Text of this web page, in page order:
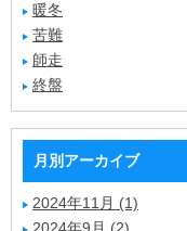
暖冬
苦難
師走
終盤
月別アーカイブ
2024年11月 (1)